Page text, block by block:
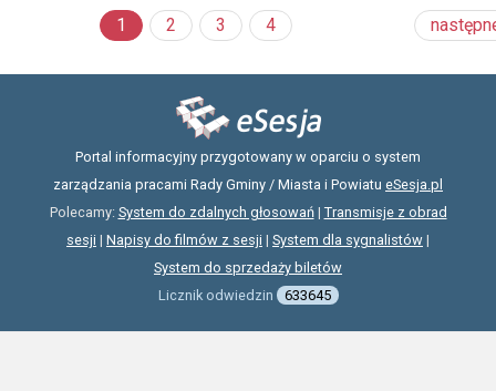
1 2 3 4
Portal informacyjny przygotowany w oparciu o system
zarządzania pracami Rady Gminy / Miasta i Powiatu eSesja.pl
Polecamy: System do zdalnych głosowań| Transmisje z obrad
sesji | Napisy do filmów z sesji | System dla sygnalistów |
System do sprzedaży biletów
Licznik odwiedzin
633645